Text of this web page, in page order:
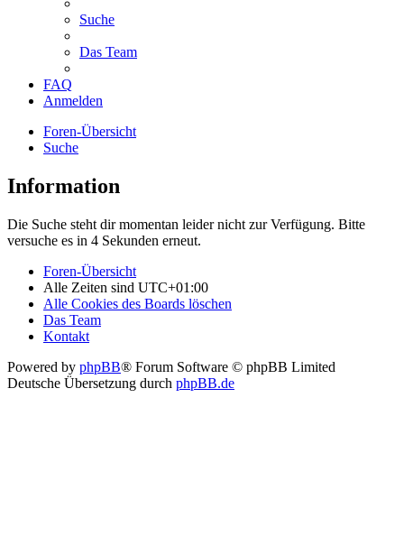
Suche
Das Team
FAQ
Anmelden
Foren-Übersicht
Suche
Information
Die Suche steht dir momentan leider nicht zur Verfügung. Bitte
versuche es in 4 Sekunden erneut.
Foren-Übersicht
Alle Zeiten sind UTC+01:00
Alle Cookies des Boards löschen
Das Team
Kontakt
Powered by phpBB® Forum Software © phpBB Limited
Deutsche Übersetzung durch phpBB.de